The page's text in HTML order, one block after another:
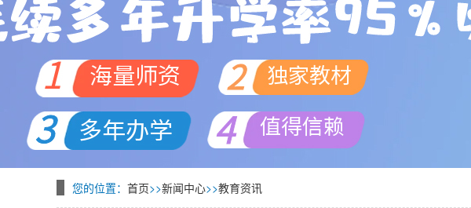
您的位置： 首页>>新闻中心>>教育资讯